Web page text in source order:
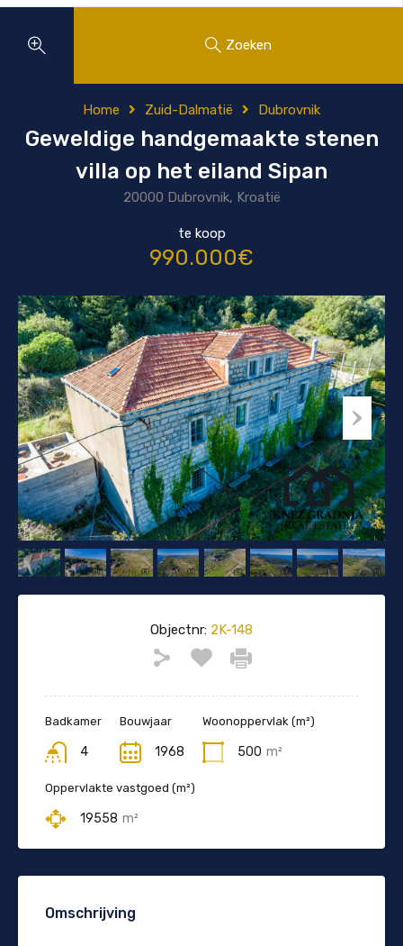
Zoeken
Home Zuid-Dalmatië Dubrovnik
Geweldige handgemaakte stenen
villa op het eiland Sipan
20000 Dubrovnik, Kroatië
te koop
990.000€
Objectnr: 2K-148
Badkamer
4
Bouwjaar
1968
Woonoppervlak (m²)
500 m²
Oppervlakte vastgoed (m²)
19558 m²
Omschrijving